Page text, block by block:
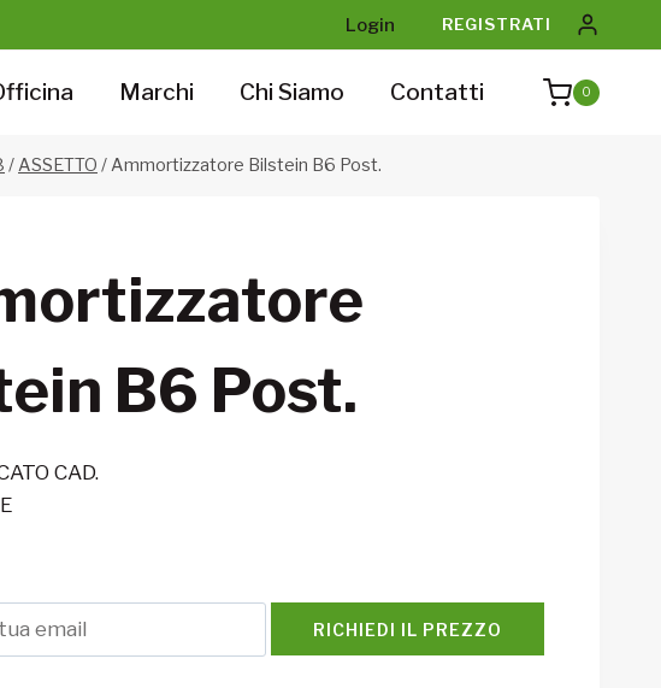
Login REGISTRATI
Marchi Chi Siamo Contatti 0
/ASSETTO /Ammortizzatore Bilstein B6 Post.
B6 Post.
CAD.
RICHIEDI IL PREZZO